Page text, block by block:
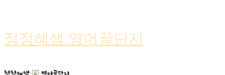
정정혜샘 영어꿀단지